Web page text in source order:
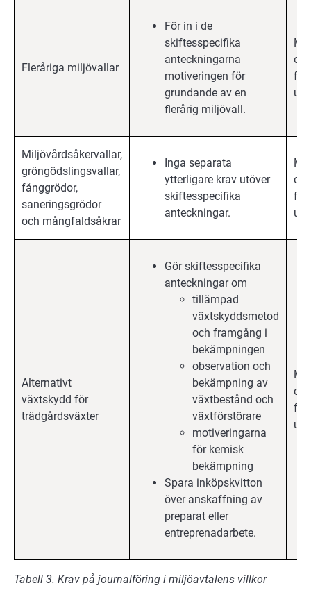
Fleråriga miljövallar
För in i de
skiftesspecifika
anteckningarna
motiveringen för
grundande av en
flerårig miljövall.
Miljövårdsåkervallar,
gröngödslingsvallar,
fånggrödor,
saneringsgrödor
och mångfaldsåkrar
Inga separata
ytterligare krav utöver
skiftesspecifika
anteckningar.
Alternativt
växtskydd för
trädgårdsväxter
Gör skiftesspecifika
anteckningar om
tillämpad
växtskyddsmetod
och framgång i
bekämpningen
observation och
bekämpning av
växtbestånd och
växtförstörare
motiveringarna
för kemisk
bekämpning
Spara inköpskvitton
över anskaffning av
preparat eller
entreprenadarbete.
Tabell 3. Krav på journalföring i miljöavtalens villkor